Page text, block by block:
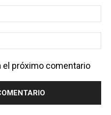
el próximo comentario